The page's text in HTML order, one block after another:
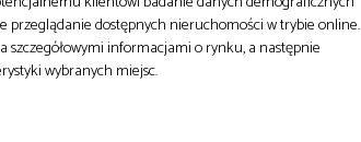
przeglądanie dostępnych nieruchomości w trybie online.
informacjami o rynku, a następnie
wybranych miejsc.